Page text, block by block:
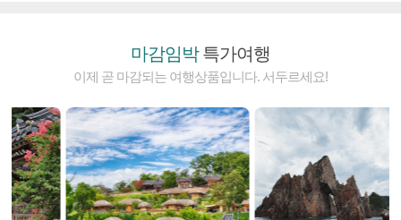
마감임박특가여행
이제 곧 마감되는 여행상품입니다. 서두르세요!